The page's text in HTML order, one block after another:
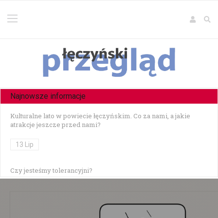
Najnowsze informacje
Kulturalne lato w powiecie łęczyńskim. Co za nami, a jakie
atrakcje jeszcze przed nami?
13 Lip
Czy jesteśmy tolerancyjni?
Czołowe zderzenie w Zezulinie Niższym — 19-latek stracił